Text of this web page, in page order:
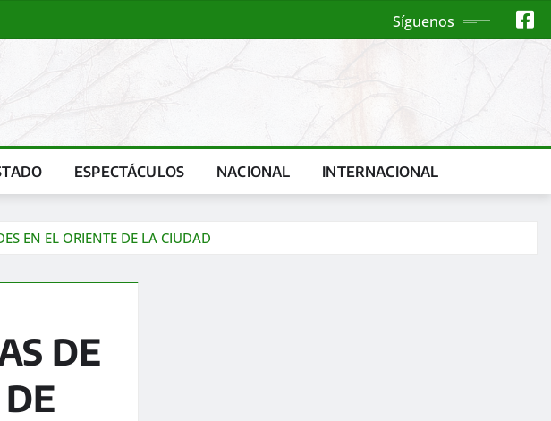
Síguenos
ESPECTÁCULOS NACIONAL INTERNACIONAL
EN EL ORIENTE DE LA CIUDAD
DE